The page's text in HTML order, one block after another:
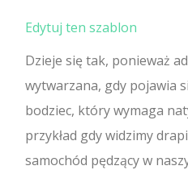
Edytuj ten szablon
Dzieje się tak, ponieważ
wytwarzana, gdy pojawia
bodziec, który wymaga
przykład gdy widzimy
samochód pędzący w